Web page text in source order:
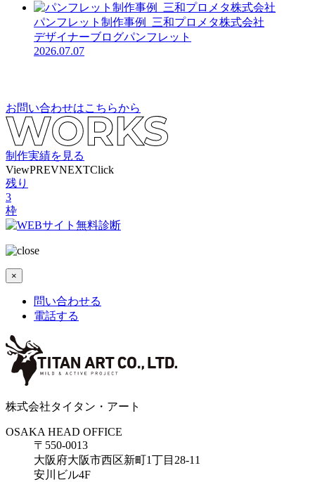
パンフレット制作事例_三和プロメタ株式会社
デザイナーブログパンフレット
2026.07.07
お問い合わせはこちらから
制作実績を見る
ViewPREVNEXTClick
残り
3
枠
×
問い合わせる
電話する
株式会社タイタン・アート
OSAKA HEAD OFFICE
〒550-0013
大阪府大阪市西区新町1丁目28-11
安川ビル4F